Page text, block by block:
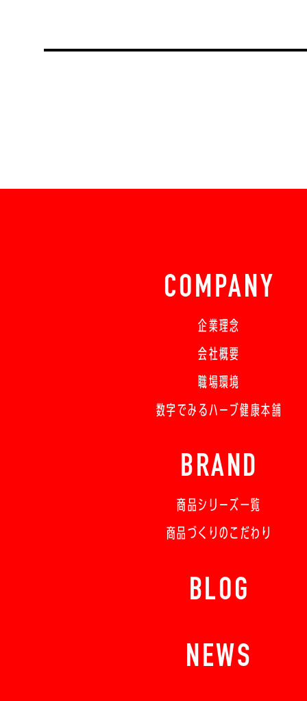
COMPANY
企業理念
会社概要
職場環境
数字でみるハーブ健康本舗
BRAND
商品シリーズ一覧
商品づくりのこだわり
BLOG
NEWS